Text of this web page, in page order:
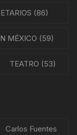
(86)
MÉXICO (59)
TEATRO (53)
Carlos Fuentes